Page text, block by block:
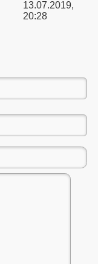
13.07.2019,
20:28